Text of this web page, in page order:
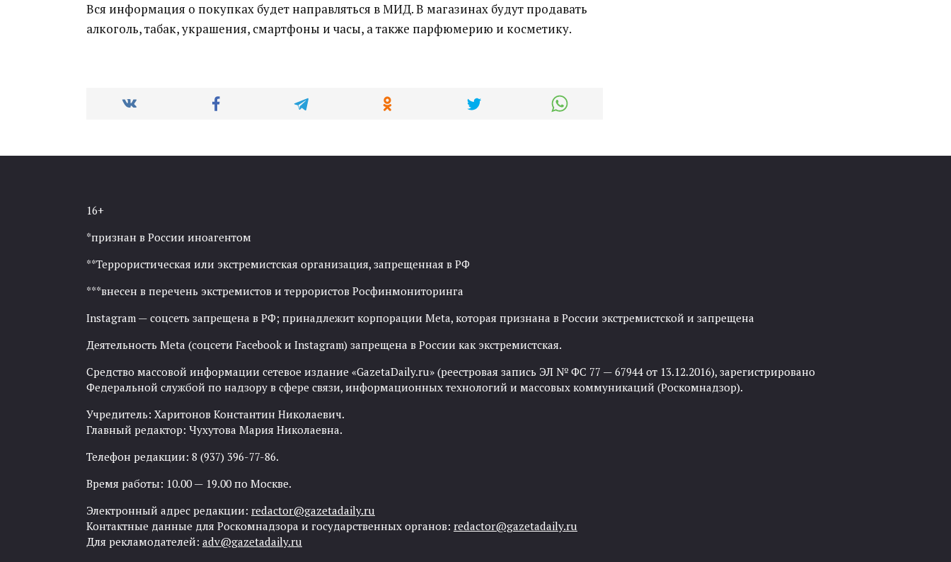
Вся информация о покупках будет направляться в МИД. В магазинах будут продавать
алкоголь, табак, украшения, смартфоны и часы, а также парфюмерию и косметику.
16+
*признан в России иноагентом
**Террористическая или экстремистская организация, запрещенная в РФ
***внесен в перечень экстремистов и террористов Росфинмониторинга
Instagram — соцсеть запрещена в РФ; принадлежит корпорации Meta, которая признана в России экстремистской и запрещена
Деятельность Meta (соцсети Facebook и Instagram) запрещена в России как экстремистская.
Средство массовой информации сетевое издание «GazetaDaily.ru» (реестровая запись ЭЛ № ФС 77 — 67944 от 13.12.2016), зарегистрировано
Федеральной службой по надзору в сфере связи, информационных технологий и массовых коммуникаций (Роскомнадзор).
Учредитель: Харитонов Константин Николаевич.
Главный редактор: Чухутова Мария Николаевна.
Телефон редакции: 8 (937) 396-77-86.
Время работы: 10.00 — 19.00 по Москве.
Электронный адрес редакции: redactor@gazetadaily.ru
Контактные данные для Роскомнадзора и государственных органов: redactor@gazetadaily.ru
Для рекламодателей: adv@gazetadaily.ru